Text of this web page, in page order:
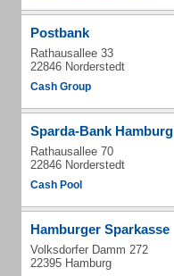
Postbank
Rathausallee 33
22846 Norderstedt
Cash Group
Sparda-Bank Hamburg
Rathausallee 70
22846 Norderstedt
Cash Pool
Hamburger Sparkasse
Volksdorfer Damm 272
22395 Hamburg